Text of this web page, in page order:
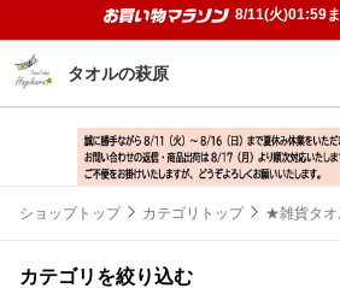
8/11(火)01:59
タオルの萩原
ショップトップ カテゴリトップ ★雑貨タオ
カテゴリを絞り込む